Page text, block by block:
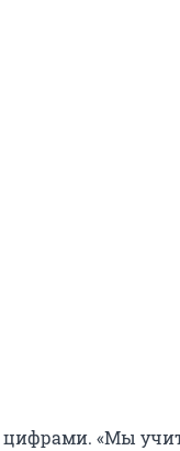
«Мы